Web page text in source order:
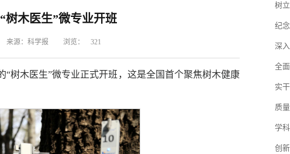
树木医生”微专业开班
来源：科学报 浏览： 321
树木医生”微专业正式开班，这是全国首个聚焦树木健康
树
深
全
实
质
学
创